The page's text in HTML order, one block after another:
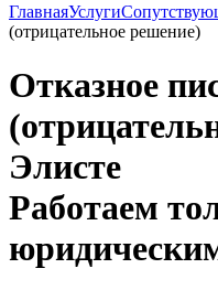
ГлавнаяУслуги
(отрицательное решение)
Отказное
Элисте
Работаем